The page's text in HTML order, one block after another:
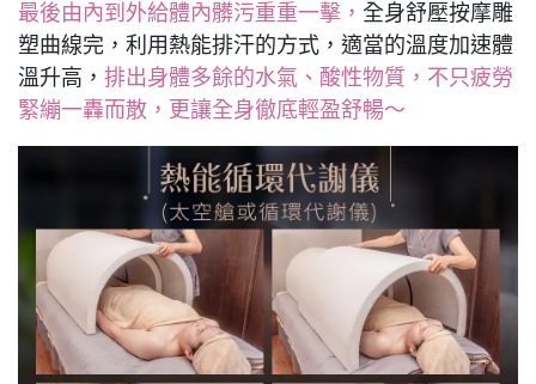
最後由內到外給體內髒污重重一擊， 全身舒壓按摩雕
塑曲線完，利用熱能排汗的方式，適當的溫度加速體
溫升高， 排出身體多餘的水氣、酸性物質，不只疲勞
緊繃一轟而散，更讓全身徹底輕盈舒暢～